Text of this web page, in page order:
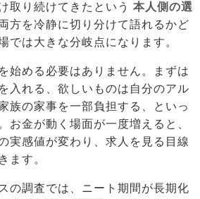
取り続けてきたという 本人側の選
方を冷静に切り分けて語れるかど
では大きな分岐点になります。
始める必要はありません。まずは
入れる、欲しいものは自分のアル
族の家事を一部負担する、といっ
お金が動く場面が一度増えると、
実感値が変わり、求人を見る目線
ます。
の調査では、ニート期間が長期化